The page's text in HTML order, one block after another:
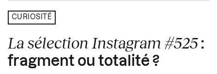
CURIOSITÉ
La sélection Instagram #525 :
fragment ou totalité ?